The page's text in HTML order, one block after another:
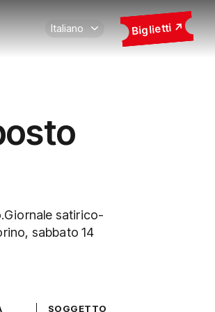
Biglietti
satirico-
sabbato 14
SOGGETTO